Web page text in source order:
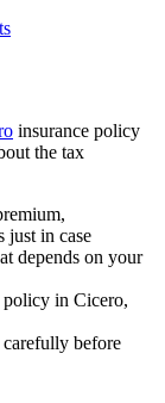
insurance policy
the tax
just in case
depends on your
policy in Cicero,
before